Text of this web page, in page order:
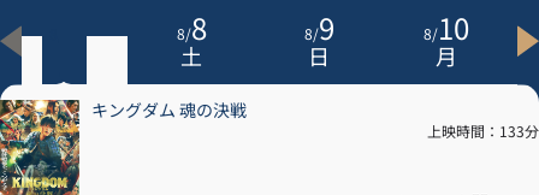
8/8
土
8/9
日
8/10
月
キングダム 魂の決戦
上映時間：133分